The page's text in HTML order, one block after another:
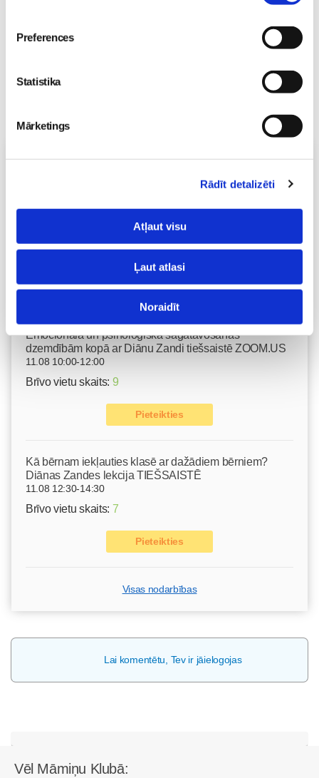
Preferences
Statistika
Mārketings
Rādīt detalizēti
Atļaut visu
Ļaut atlasi
Noraidīt
Vecāku skola
Grūtnieču masāža, pēcdzemdību masāža, ķermeņa
Gerasimenko
Pieteikties
Emocionālā un psiholoģiskā sagatavošanās
dzemdībām kopā ar Diānu Zandi tiešsaistē ZOOM.US
11.08 10:00-12:00
Brīvo vietu skaits: 9
Pieteikties
Kā bērnam iekļauties klasē ar dažādiem bērniem?
Diānas Zandes lekcija TIEŠSAISTĒ
11.08 12:30-14:30
Brīvo vietu skaits: 7
Pieteikties
Visas nodarbības
Lai komentētu, Tev ir jāielogojas
Vēl Māmiņu Klubā: